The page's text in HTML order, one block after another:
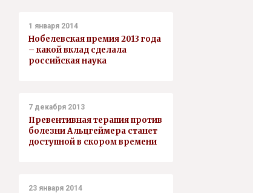
1 января 2014
Нобелевская премия 2013 года
– какой вклад сделала
российская наука
7 декабря 2013
Превентивная терапия против
болезни Альцгеймера станет
доступной в скором времени
23 января 2014